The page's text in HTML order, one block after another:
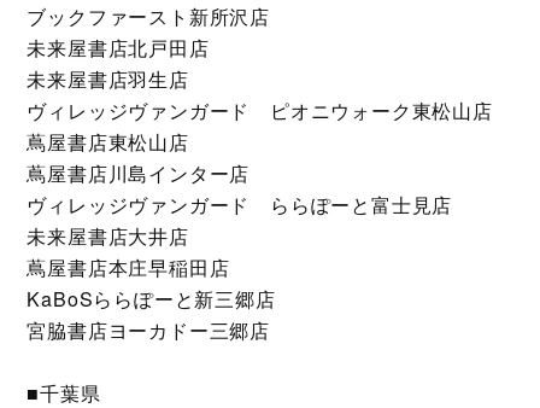
ブックファースト新所沢店
未来屋書店北戸田店
未来屋書店羽生店
ヴィレッジヴァンガード ピオニウォーク東松山店
蔦屋書店東松山店
蔦屋書店川島インター店
ヴィレッジヴァンガード ららぽーと富士見店
未来屋書店大井店
蔦屋書店本庄早稲田店
KaBoSららぽーと新三郷店
宮脇書店ヨーカドー三郷店
■千葉県